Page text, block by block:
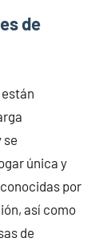
de
se
única y
por
así como
de